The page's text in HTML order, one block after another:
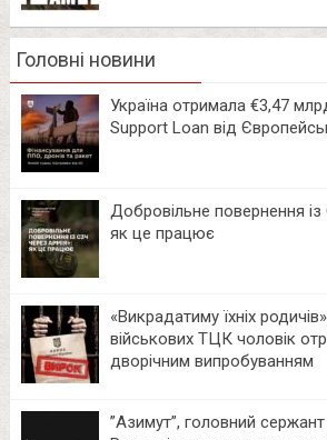
Головні новини
Україна отримала €3,47
Support Loan від
Добровільне повернення
як це працює
«Викрадатиму їхніх
військових ТЦК чоловік
дворічним випробуванням
⁨”Азимут”, головний